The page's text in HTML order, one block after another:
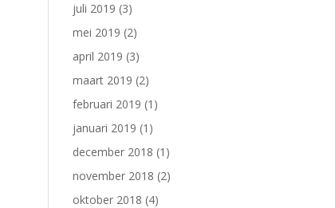
juli 2019 (3)
mei 2019 (2)
april 2019 (3)
maart 2019 (2)
februari 2019 (1)
januari 2019 (1)
december 2018 (1)
november 2018 (2)
oktober 2018 (4)